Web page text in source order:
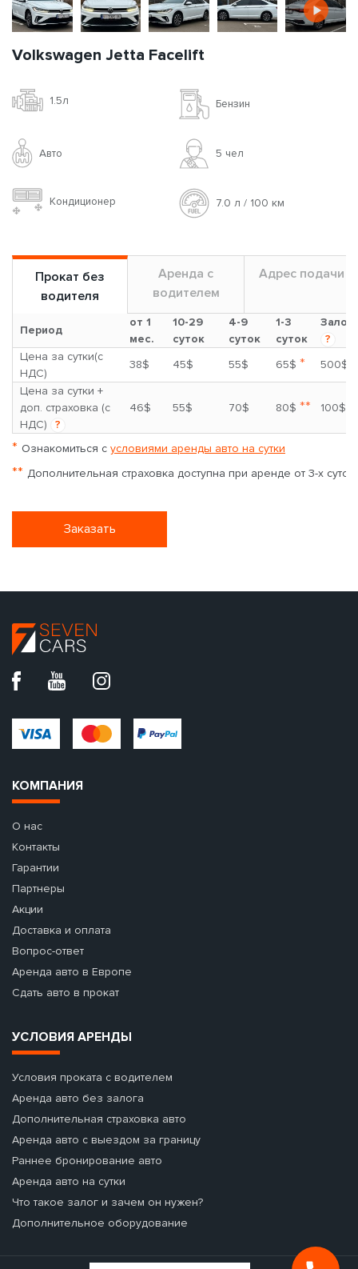
Volkswagen Jetta Facelift
1.5л Бензин
Авто 5 чел
Кондиционер 7.0 л / 100 км
Прокат без
водителя
Аренда с
водителем
Адрес подачи
Период
от 1
мес.
10-29
суток
4-9
суток
1-3
суток
Залог
?
Цена за сутки(с
НДС)
38$ 45$ 55$ 65$ *
500$
Цена за сутки +
доп. страховка (с
НДС)
?
46$ 55$ 70$ 80$ ** 100$
* Ознакомиться с условиями аренды авто на сутки
** Дополнительная страховка доступна при аренде от 3-х суток
Заказать
КОМПАНИЯ
О нас
Контакты
Гарантии
Партнеры
Акции
Доставка и оплата
Вопрос-ответ
Аренда авто в Европе
Сдать авто в прокат
УСЛОВИЯ АРЕНДЫ
Условия проката с водителем
Аренда авто без залога
Дополнительная страховка авто
Аренда авто с выездом за границу
Раннее бронирование авто
Аренда авто на сутки
Что такое залог и зачем он нужен?
Дополнительное оборудование